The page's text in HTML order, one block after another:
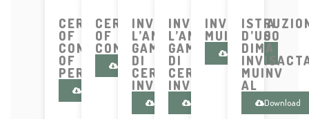
CERTIFICATE
OF
CONSTANCY
OF
PERFORMANCE
CERTIFICATE
OF
COMPLIANCE
Download
INVISACTA
L’AMPIA
GAMMA
DI
CERNIERE
INVISIBILI
Download
INVISACTA
L’AMPIA
GAMMA
DI
CERNIERE
INVISIBILI
INVISACTA
MUINV500
Download
D’USO
DIMA
MUINV
AL
Download